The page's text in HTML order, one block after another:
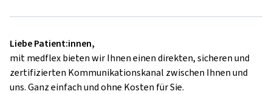
Liebe Patient:innen,
mit medflex bieten wir Ihnen einen direkten, sicheren und
zertifizierten Kommunikationskanal zwischen Ihnen und
uns. Ganz einfach und ohne Kosten für Sie.